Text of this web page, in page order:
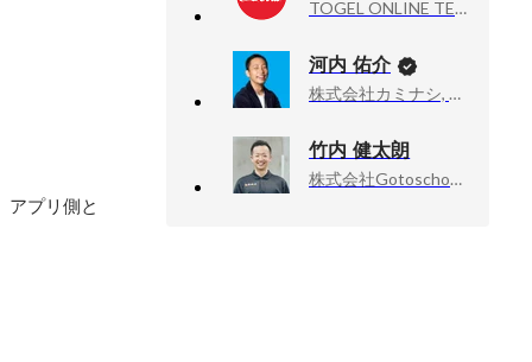
アプリ側と
TOGEL ONLINE TERPERCAYA, SITUS JUDI ONLINE TERPERCAYA SE INDONESIA RAYA
河内 佑介
株式会社カミナシ, 取締役COO
竹内 健太朗
株式会社Gotoschool, 社長室長/新規店舗開発